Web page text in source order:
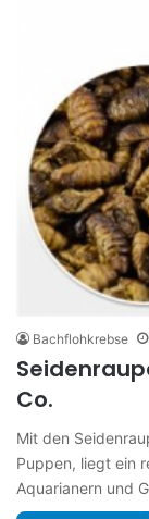
Bachflohkrebse
Co.
Mit den
Puppen, liegt ein
Aquarianern und